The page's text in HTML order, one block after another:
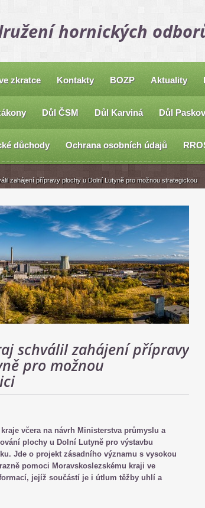
hornických
zkratce Kontakty BOZP Aktuality
Důl ČSM Důl Karviná Důl Paskov
důchody Ochrana osobních údajů
schválil zahájení přípravy
pro možnou
včera na návrh Ministerstva průmyslu a
plochy u Dolní Lutyně pro výstavbu
Jde o projekt zásadního významu s vysokou
pomoci Moravskoslezskému kraji ve
jejíž součástí je i útlum těžby uhlí a
zahájení přípravy plochy u Dolní Lutyně pro možnou strategickou